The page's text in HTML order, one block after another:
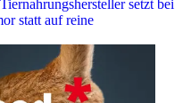
setzt bei
statt auf reine